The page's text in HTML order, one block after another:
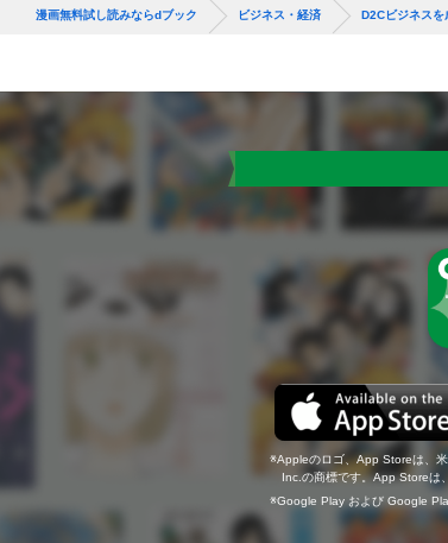
漫画無料試し読みならdブック ビジネス・経済 D2Cビジネスを
Appleのロゴ、App Storeは、
Inc.の商標です。App Storeは
Google Play および Google